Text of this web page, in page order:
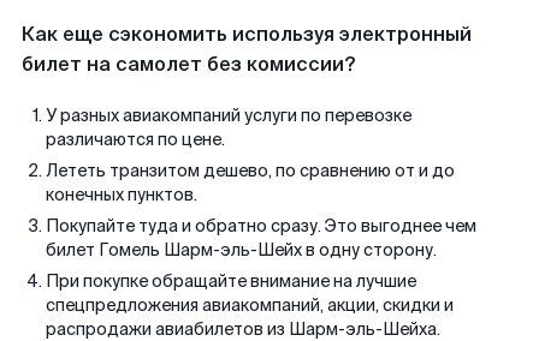
Как еще сэкономить используя электронный
билет на самолет без комиссии?
У разных авиакомпаний услуги по перевозке
различаются по цене.
Лететь транзитом дешево, по сравнению от и до
конечных пунктов.
Покупайте туда и обратно сразу. Это выгоднее чем
билет Гомель Шарм-эль-Шейх в одну сторону.
При покупке обращайте внимание на лучшие
спецпредложения авиакомпаний, акции, скидки и
распродажи авиабилетов из Шарм-эль-Шейха.